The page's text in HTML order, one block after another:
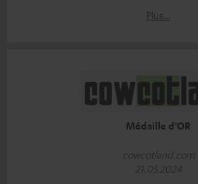
Plus…
Médaille d'OR
cowcotland.com
21.05.2024